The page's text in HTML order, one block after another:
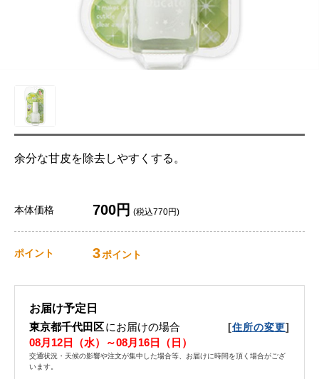
余分な甘皮を除去しやすくする。
本体価格 700円 (税込770円)
ポイント 3ポイント
お届け予定日
東京都千代田区にお届けの場合 [住所の変更]
08月12日（水）～08月16日（日）
交通状況・天候の影響や注文が集中した場合等、お届けに時間を頂く場合がござ
います。